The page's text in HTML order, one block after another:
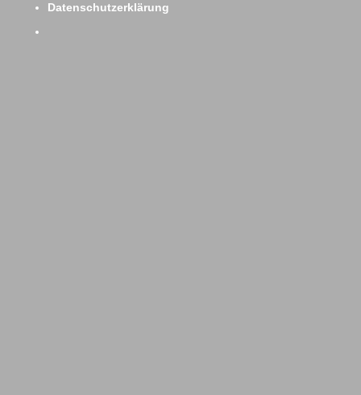
Datenschutzerklärung